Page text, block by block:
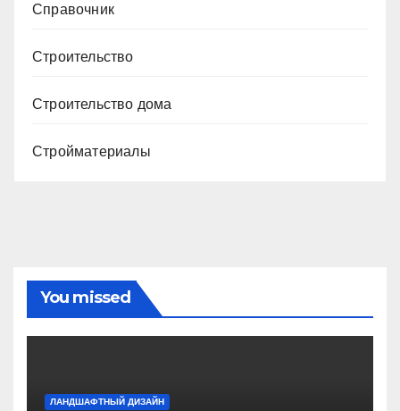
Справочник
Строительство
Строительство дома
Стройматериалы
You missed
ЛАНДШАФТНЫЙ ДИЗАЙН